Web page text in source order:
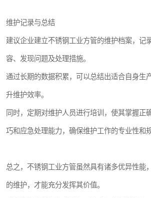
维护记录与总结
建议企业建立不锈钢工业方管的维护档案，记
容、发现问题及处理措施。
通过长期的数据积累，可以总结出适合自身生
升维护效率。
同时，定期对维护人员进行培训，使其掌握正
巧和应急处理能力，确保维护工作的专业性和
总之，不锈钢工业方管虽然具有诸多优异性能
的维护，才能充分发挥其价值。